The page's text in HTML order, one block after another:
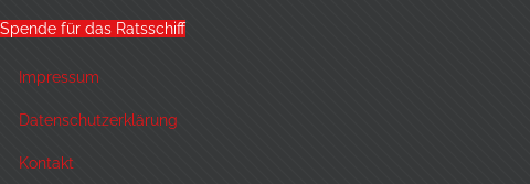
Spende für das Ratsschiff
Impressum
Datenschutzerklärung
Kontakt